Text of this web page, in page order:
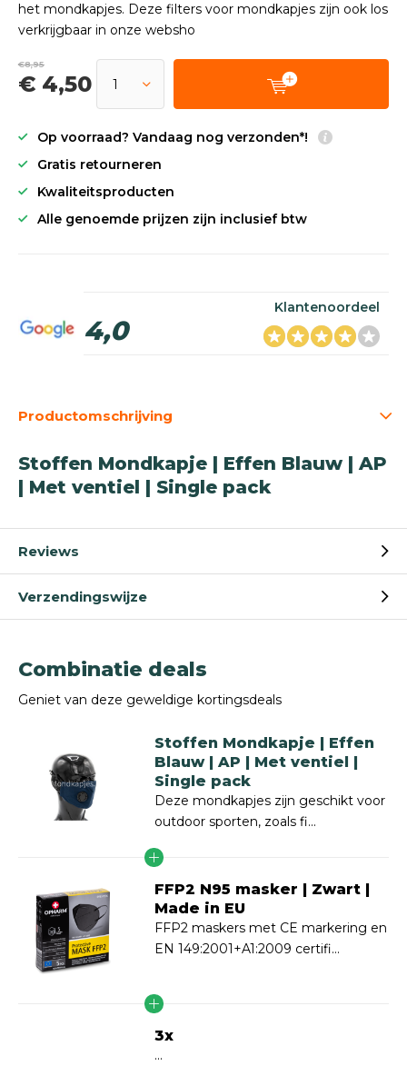
het mondkapjes. Deze filters voor mondkapjes zijn ook los
verkrijgbaar in onze websho
€8,95
€ 4,50
Op voorraad? Vandaag nog verzonden*!
Gratis retourneren
Kwaliteitsproducten
Alle genoemde prijzen zijn inclusief btw
4,0
Klantenoordeel
Productomschrijving
Stoffen Mondkapje | Effen Blauw | AP
| Met ventiel | Single pack
Reviews
Verzendingswijze
Combinatie deals
Geniet van deze geweldige kortingsdeals
Stoffen Mondkapje | Effen
Blauw | AP | Met ventiel |
Single pack
Deze mondkapjes zijn geschikt voor
outdoor sporten, zoals fi...
FFP2 N95 masker | Zwart |
Made in EU
FFP2 maskers met CE markering en
EN 149:2001+A1:2009 certifi...
3x
...